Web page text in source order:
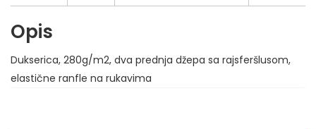
Broj boja štampe:
Tip štampe:
Broj pozicija štampe:
Opis
Dukserica, 280g/m2, dva prednja džepa sa rajsferšlusom,
elastične ranfle na rukavima